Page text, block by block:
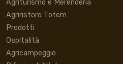
Agriturismo e Merenderia
Agriristoro Totem
Prodotti
Ospitalità
Agricampeggio